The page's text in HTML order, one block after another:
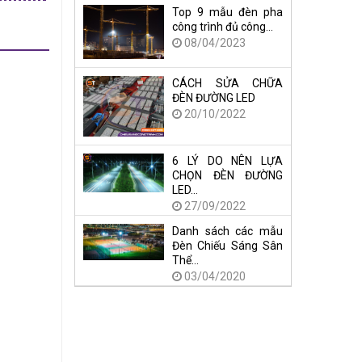
Top 9 mẫu đèn pha
công trình đủ công…
08/04/2023
CÁCH SỬA CHỮA
ĐÈN ĐƯỜNG LED
20/10/2022
6 LÝ DO NÊN LỰA
CHỌN ĐÈN ĐƯỜNG
LED…
27/09/2022
Danh sách các mẫu
Đèn Chiếu Sáng Sân
Thể…
03/04/2020